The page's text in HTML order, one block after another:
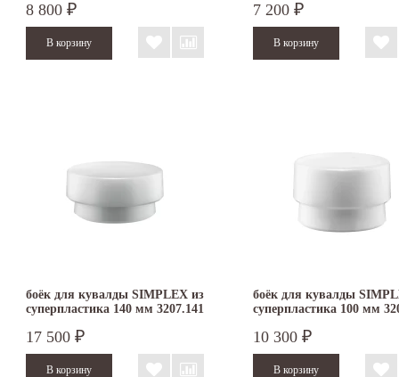
8 800 ₽ 7 200 ₽
боёк для кувалды SIMPLEX из
суперпластика 140 мм 3207.141
17 500 ₽
боёк для кувалды
суперпластика 100 мм
10 300 ₽